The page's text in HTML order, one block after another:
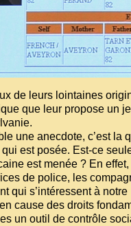
de leurs lointaines
que leur propose un
une anecdote, c’est la
est posée. Est-ce
est menée ? En
de police, les
qui s’intéressent à
cause des droits
un outil de contrôle